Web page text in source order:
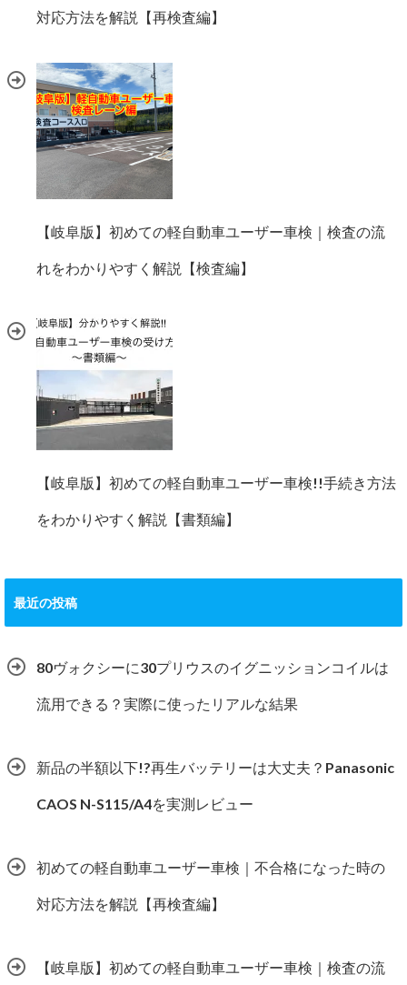
対応方法を解説【再検査編】
【岐阜版】初めての軽自動車ユーザー車検｜検査の流
れをわかりやすく解説【検査編】
【岐阜版】初めての軽自動車ユーザー車検!!手続き方法
をわかりやすく解説【書類編】
最近の投稿
80ヴォクシーに30プリウスのイグニッションコイルは
流用できる？実際に使ったリアルな結果
新品の半額以下!?再生バッテリーは大丈夫？Panasonic
CAOS N-S115/A4を実測レビュー
初めての軽自動車ユーザー車検｜不合格になった時の
対応方法を解説【再検査編】
【岐阜版】初めての軽自動車ユーザー車検｜検査の流